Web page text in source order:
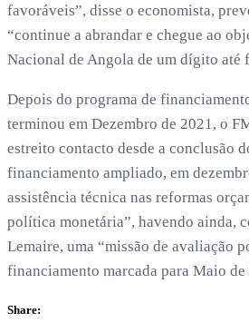
favoráveis”, disse o economista,
“continue a abrandar e chegue ao
Nacional de Angola de um dígito até
Depois do programa de
terminou em Dezembro de 2021, o
estreito contacto desde a conclusão
financiamento ampliado, em
assistência técnica nas reformas
política monetária”, havendo ainda,
Lemaire, uma “missão de avaliação
financiamento marcada para Maio de
Share: